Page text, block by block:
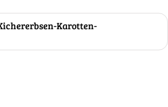
Karotten-